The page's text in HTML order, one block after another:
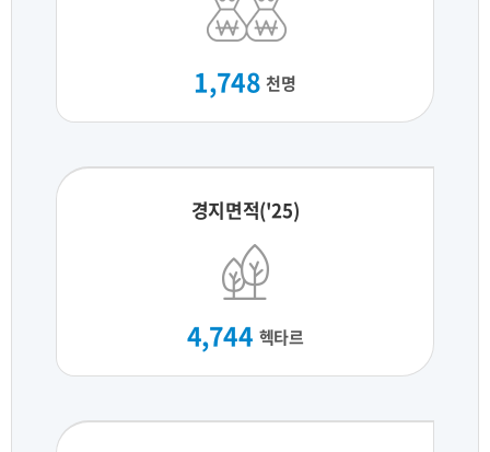
1,748 천명
경지면적('25)
4,744 헥타르